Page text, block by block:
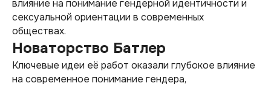
влияние на понимание гендерной идентичности и
сексуальной ориентации в современных
обществах.
Новаторство Батлер
Ключевые идеи её работ оказали глубокое влияние
на современное понимание гендера,